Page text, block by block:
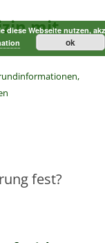
mit
fest?
diese Webseite nutzen,
ok